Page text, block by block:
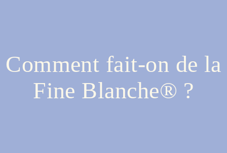
Comment fait-on de la
Fine Blanche® ?